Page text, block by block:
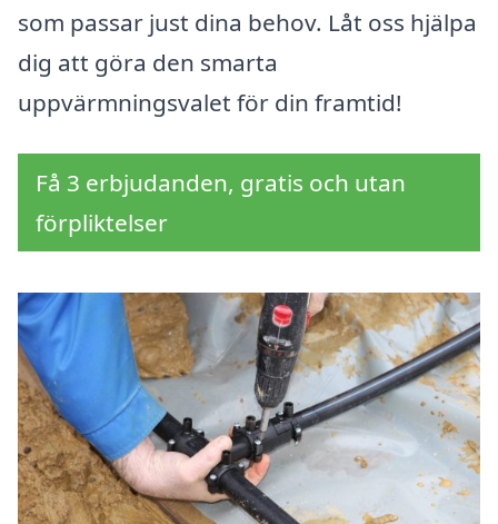
som passar just dina behov. Låt oss hjälpa
dig att göra den smarta
uppvärmningsvalet för din framtid!
Få 3 erbjudanden, gratis och utan
förpliktelser